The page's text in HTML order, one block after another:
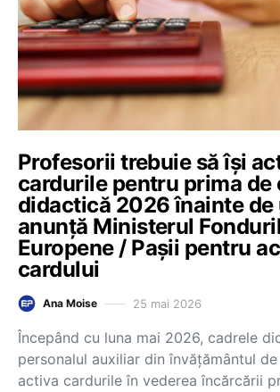
Profesorii trebuie să își
cardurile pentru prima de
didactică 2026 înainte de
anunță Ministerul
Europene / Pașii pentru
cardului
Ana Moise 25 mai 2026
Începând cu luna mai 2026, cadrele
personalul auxiliar din învățământul
activa cardurile în vederea încărcării